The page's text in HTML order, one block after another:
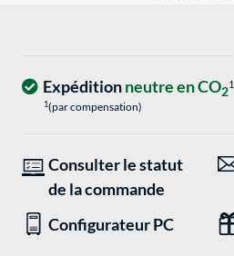
Expéditionneutre en CO21
1(par compensation)
Consulter le statut
de la commande
Configurateur PC